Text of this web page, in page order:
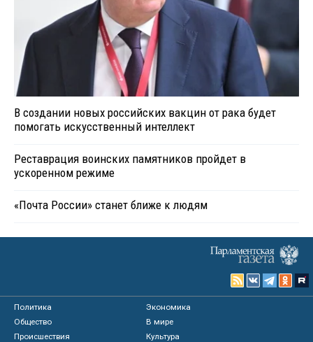
В создании новых российских вакцин от рака будет
помогать искусственный интеллект
Реставрация воинских памятников пройдет в
ускоренном режиме
«Почта России» станет ближе к людям
Политика
Экономика
Общество
В мире
Происшествия
Культура